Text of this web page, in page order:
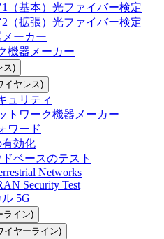
（基本）光ファイバー検定
（拡張）光ファイバー検定
ーカー
機器メーカー
ス)
イヤレス)
ュリティ
トワーク機器メーカー
ワード
効化
ベースのテスト
Networks
Security Test
5G
ライン)
イヤーライン)